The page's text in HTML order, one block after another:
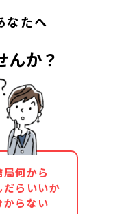
なたへ
んか？
局何から
だらいいか
からない